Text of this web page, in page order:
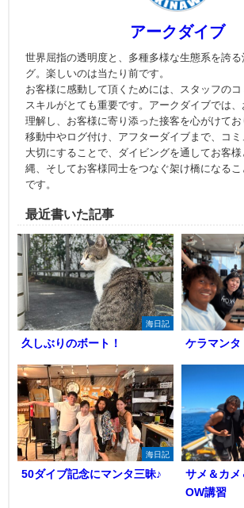
アークダイブ
世界屈指の透明度と、多種多様な生態系を誇
グ。楽しいのは当たり前です。
お客様に感動して頂くためには、スタッフの
スキルがとても重要です。アークダイブでは
理解し、お客様に寄り添った接客を心がけてお
移動中やログ付け、アフターダイブまで、コ
大切にすることで、ダイビングを通してお客
縄、そしてお客様同士をつなぐ架け橋になる
です。
最近書いた記事
海日記
久しぶりのボート！ ケラマンタ
海日記
50ダイブ記念にマンタ三昧♪
サメ＆カメ
OW講習